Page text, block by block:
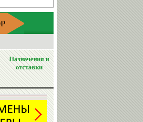
Назначения и
отставки